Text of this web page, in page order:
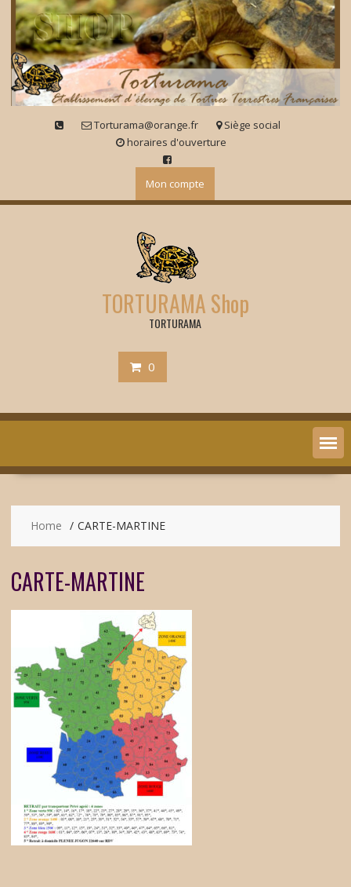
Skip
content
Torturama@orange.fr
Siège social
horaires d'ouverture
Mon compte
TORTURAMA Shop
TORTURAMA
0
Home CARTE-MARTINE
CARTE-MARTINE